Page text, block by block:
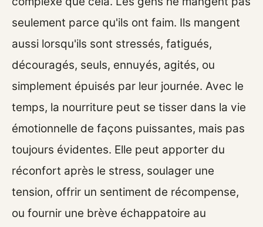
seulement parce qu'ils ont faim. Ils mangent
aussi lorsqu'ils sont stressés, fatigués,
découragés, seuls, ennuyés, agités, ou
simplement épuisés par leur journée. Avec le
temps, la nourriture peut se tisser dans la vie
émotionnelle de façons puissantes, mais pas
toujours évidentes. Elle peut apporter du
réconfort après le stress, soulager une
tension, offrir un sentiment de récompense,
ou fournir une brève échappatoire au